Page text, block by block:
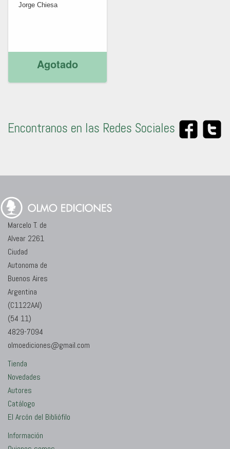
Jorge Chiesa
Agotado
Encontranos en las Redes Sociales
Marcelo T. de
Alvear 2261
Ciudad
Autonoma de
Buenos Aires
Argentina
(C1122AAI)
(54 11)
4829-7094
olmoediciones@gmail.com
Tienda
Novedades
Autores
Catálogo
El Arcón del Bibliófilo
Información